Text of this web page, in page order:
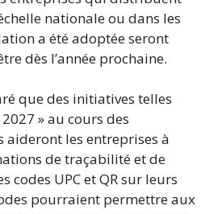
nationale ou dans les
a été adoptée seront
dès l’année prochaine.
que des initiatives telles
» au cours des
aideront les entreprises à
de traçabilité et de
codes UPC et QR sur leurs
pourraient permettre aux